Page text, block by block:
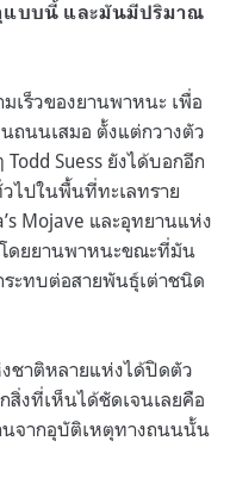
แบบนี้ และมันมีปริมาณ
เร็วของยานพาหนะ เพื่อ
ถนนเสมอ ตั้งแต่กวางตัว
Todd Suess ยังได้บอกอีก
ไปในพื้นที่ทะเลทราย
Mojave และอุทยานแห่ง
โดยยานพาหนะขณะที่มัน
ะทบต่อสายพันธุ์เต่าชนิด
ชาติหลายแห่งได้ปิดตัว
สิ่งที่เห็นได้ชัดเจนเลยคือ
นจากอุบัติเหตุทางถนนนั้น